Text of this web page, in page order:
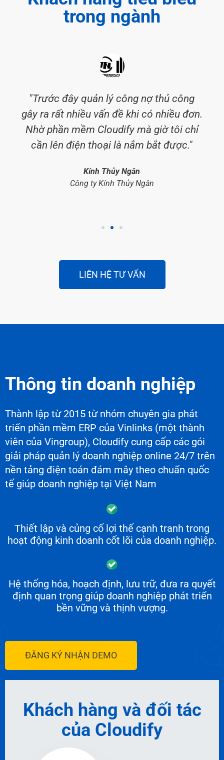
trong ngành
"Trước đây quản lý công nợ thủ công
gây ra rất nhiều vấn đề khi có nhiều đơn.
Nhờ phần mềm Cloudify mà giờ tôi chỉ
cần lên điện thoại là nắm bắt được."
Kính Thủy Ngân
Công ty Kính Thủy Ngân
LIÊN HỆ TƯ VẤN
Thông tin doanh nghiệp
Thành lập từ 2015 từ nhóm chuyên gia phát
triển phần mềm ERP của Vinlinks (một thành
viên của Vingroup), Cloudify cung cấp các gói
giải pháp quản lý doanh nghiệp online 24/7 trên
nền tảng điện toán đám mây theo chuẩn quốc
tế giúp doanh nghiệp tại Việt Nam
Thiết lập và củng cố lợi thế cạnh tranh trong
hoạt động kinh doanh cốt lõi của doanh nghiệp.
Hệ thống hóa, hoạch định, lưu trữ, đưa ra quyết
định quan trọng giúp doanh nghiệp phát triển
bền vững và thịnh vượng.
ĐĂNG KÝ NHẬN DEMO
Khách hàng và đối tác
của Cloudify